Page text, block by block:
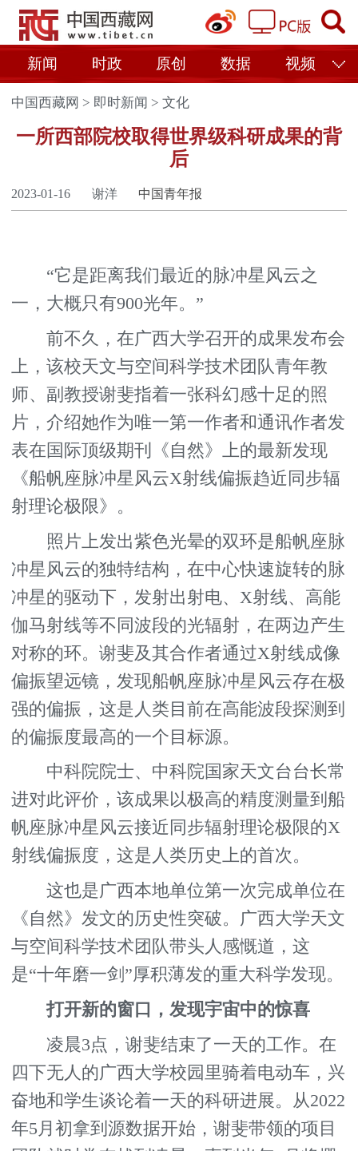
新闻 时政 原创 数据 视频
中国西藏网 > 即时新闻 >文化
一所西部院校取得世界级科研成果的背
后
2023-01-16 谢洋 中国青年报
“它是距离我们最近的脉冲星风云之
一，大概只有900光年。”
前不久，在广西大学召开的成果发布会
上，该校天文与空间科学技术团队青年教
师、副教授谢斐指着一张科幻感十足的照
片，介绍她作为唯一第一作者和通讯作者发
表在国际顶级期刊《自然》上的最新发现
《船帆座脉冲星风云X射线偏振趋近同步辐
射理论极限》。
照片上发出紫色光晕的双环是船帆座脉
冲星风云的独特结构，在中心快速旋转的脉
冲星的驱动下，发射出射电、X射线、高能
伽马射线等不同波段的光辐射，在两边产生
对称的环。谢斐及其合作者通过X射线成像
偏振望远镜，发现船帆座脉冲星风云存在极
强的偏振，这是人类目前在高能波段探测到
的偏振度最高的一个目标源。
中科院院士、中科院国家天文台台长常
进对此评价，该成果以极高的精度测量到船
帆座脉冲星风云接近同步辐射理论极限的X
射线偏振度，这是人类历史上的首次。
这也是广西本地单位第一次完成单位在
《自然》发文的历史性突破。广西大学天文
与空间科学技术团队带头人感慨道，这
是“十年磨一剑”厚积薄发的重大科学发现。
打开新的窗口，发现宇宙中的惊喜
凌晨3点，谢斐结束了一天的工作。在
四下无人的广西大学校园里骑着电动车，兴
奋地和学生谈论着一天的科研进展。从2022
年5月初拿到源数据开始，谢斐带领的项目